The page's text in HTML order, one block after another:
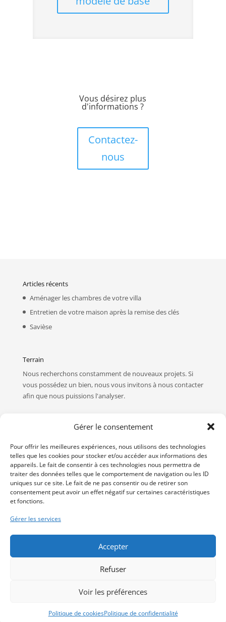
Gérer le consentement
Pour offrir les meilleures expériences, nous utilisons des technologies
telles que les cookies pour stocker et/ou accéder aux informations des
appareils. Le fait de consentir à ces technologies nous permettra de
traiter des données telles que le comportement de navigation ou les ID
uniques sur ce site. Le fait de ne pas consentir ou de retirer son
consentement peut avoir un effet négatif sur certaines caractéristiques
et fonctions.
Gérer les services
Accepter
Refuser
Voir les préférences
Politique de cookiesPolitique de confidentialité
Vous désirez plus
d'informations ?
Contactez-
nous
Articles récents
Aménager les chambres de votre villa
Entretien de votre maison après la remise des clés
Savièse
Terrain
Nous recherchons constamment de nouveaux projets. Si
vous possédez un bien, nous vous invitons à nous contacter
afin que nous puissions l'analyser.
un projet personnalisé que vous souhaitez faire estimer ?
Vous avez un projet de rénovation ?
Contactez-nous
, nos
devis sont gratuits !
Réalisons ensemble votre projet
IBALLISE